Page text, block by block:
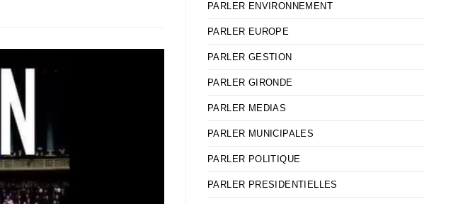
PARLER ENVIRONNEMENT
PARLER EUROPE
PARLER GESTION
PARLER GIRONDE
PARLER MEDIAS
PARLER MUNICIPALES
PARLER POLITIQUE
PARLER PRESIDENTIELLES